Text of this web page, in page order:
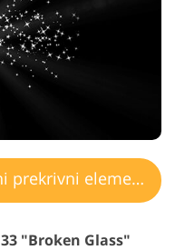
prekrivni elementi
"Broken Glass"